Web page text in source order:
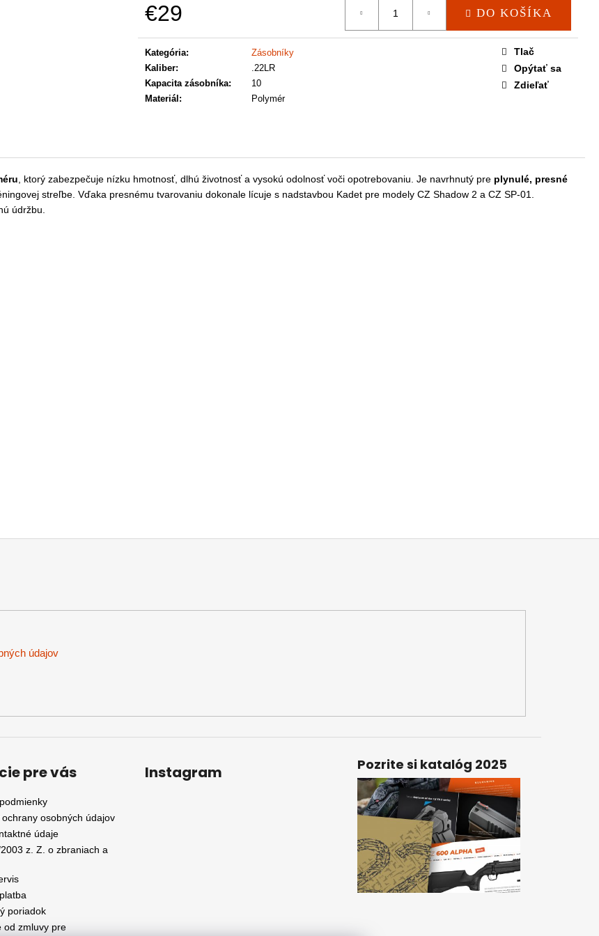
€29 DO KOŠÍKA
Kategória:
Zásobníky
Kaliber:
.22LR
Kapacita zásobníka:
10
Materiál: Polymér
Tlač
Opýtať sa
Zdieľať
, ktorý zabezpečuje nízku hmotnosť, dlhú životnosť a vysokú odolnosť voči opotrebovaniu. Je navrhnutý pre plynulé, presné
streľbe. Vďaka presnému tvarovaniu dokonale lícuje s nadstavbou Kadet pre modely CZ Shadow 2 a CZ SP-01.
údržbu.
údajov
pre vás
osobných údajov
údaje
z. Z. o zbraniach a
poriadok
od zmluvy pre
Instagram Pozrite si katalóg 2025